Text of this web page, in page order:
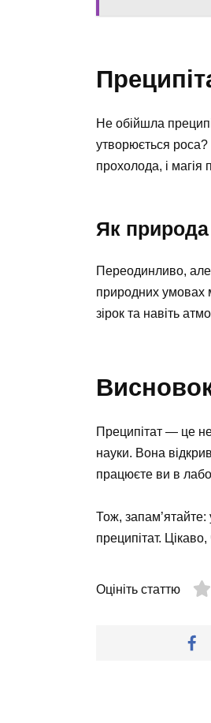
Не обійшла
утворюється роса?
прохолода, і магія
Як
Переодинливо,
природних умовах
зірок та навіть
Преципітат — це
науки. Вона
працюєте ви в
Тож,
преципітат.
Оцініть статтю